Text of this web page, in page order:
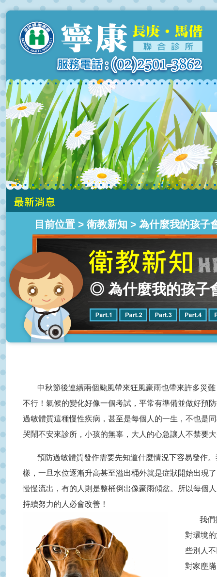
目前位置 > 衛教新知 > 為什麼我的孩子
◎ 為什麼我的孩子
中秋節後連續兩個颱風帶來狂風豪雨也帶來許多災
不行！氣候的變化好像一個考試，平常有準備並做好預
過敏體質這種慢性疾病，甚至是每個人的一生，不也是
哭鬧不安來診所，小孩的無辜，大人的心急讓人不禁要
預防過敏體質發作需要先知道什麼情況下容易發作
樣，一旦水位逐漸升高甚至溢出桶外就是症狀開始出現
慢慢流出，有的人則是整桶倒出像豪雨傾盆。所以每個
持續努力的人必會改善！
我們
對環境
些別人
對家塵